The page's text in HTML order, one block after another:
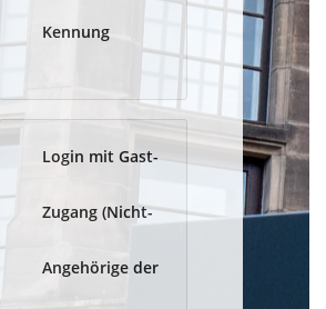
Kennung
Login mit Gast-
Zugang (Nicht-
Angehörige der